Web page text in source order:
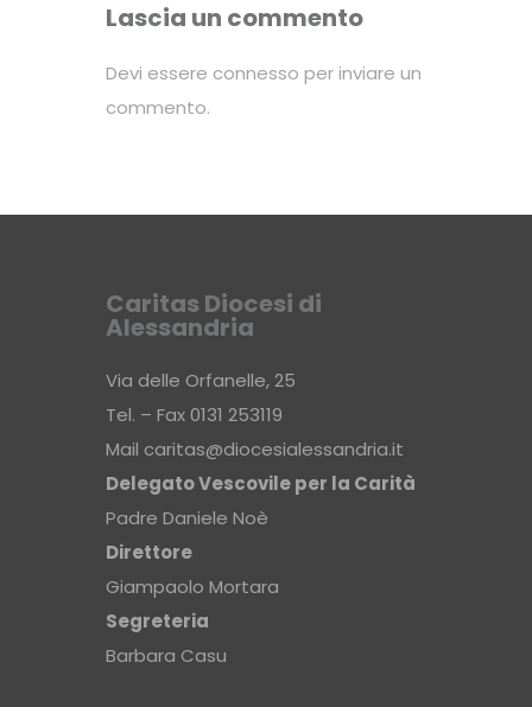
Lascia un commento
Devi essere connesso per inviare un
commento.
Caritas Diocesi di
Alessandria
Via delle Orfanelle, 25
Tel. – Fax 0131 253119
Mail caritas@diocesialessandria.it
Delegato Vescovile per la Carità
Padre Daniele Noè
Direttore
Giampaolo Mortara
Segreteria
Barbara Casu